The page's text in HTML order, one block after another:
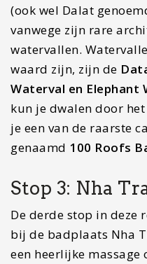
(ook wel Dalat
vanwege zijn rare
watervallen.
waard zijn, zijn de
Waterval en Elephant
kun je dwalen door het
je een van de raarste
genaamd 100 Roofs
Stop 3: Nha
De derde stop in deze
bij de badplaats Nha
een heerlijke